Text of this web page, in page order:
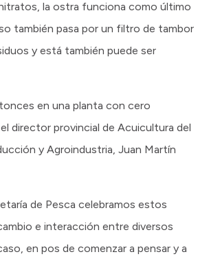
la ostra funciona como último
también pasa por un filtro de tambor
y está también puede ser
en una planta con cero
director provincial de Acuicultura del
y Agroindustria, Juan Martín
de Pesca celebramos estos
e interacción entre diversos
en pos de comenzar a pensar y a